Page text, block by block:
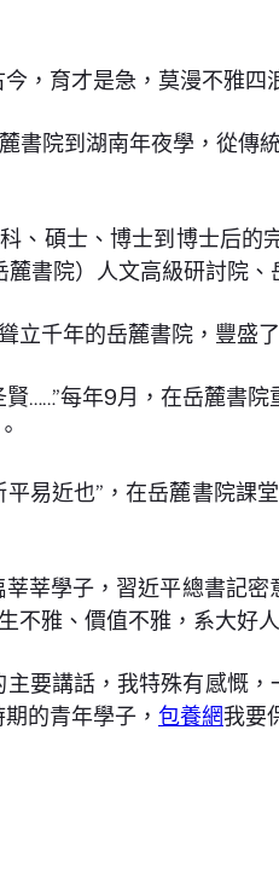
，育才是急，莫漫不雅四
書院到湖南年夜學，從傳
、碩士、博士到博士后
書院）人文高級研討院
立千年的岳麓書院，豐盛
……”每年9月，在岳麓書
易近也”，在岳麓書院
莘學子，習近平總書記
不雅、價值不雅，系大好
要講話，我特殊有感慨
的青年學子， 包養網我要